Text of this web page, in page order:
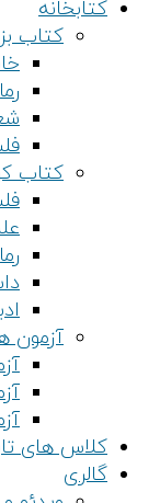
کتابخانه
کتاب
کتاب
آزمون
کلاس های
گالری